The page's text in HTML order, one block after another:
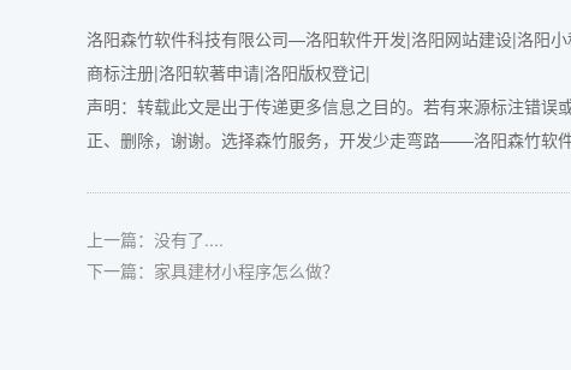
洛阳森竹软件科技有限公司—洛阳软件开发|洛阳网站建设|洛阳
商标注册|洛阳软著申请|洛阳版权登记|
声明：转载此文是出于传递更多信息之目的。若有来源标注错
正、删除，谢谢。选择森竹服务，开发少走弯路——洛阳森竹软
上一篇：没有了....
下一篇： 家具建材小程序怎么做？